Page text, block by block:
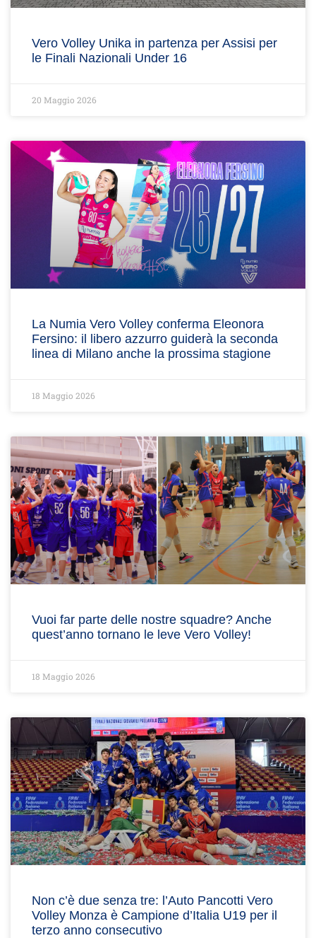
Vero Volley Unika in partenza per Assisi per
le Finali Nazionali Under 16
20 Maggio 2026
La Numia Vero Volley conferma Eleonora
Fersino: il libero azzurro guiderà la seconda
linea di Milano anche la prossima stagione
18 Maggio 2026
Vuoi far parte delle nostre squadre? Anche
quest’anno tornano le leve Vero Volley!
18 Maggio 2026
Non c’è due senza tre: l’Auto Pancotti Vero
Volley Monza è Campione d’Italia U19 per il
terzo anno consecutivo